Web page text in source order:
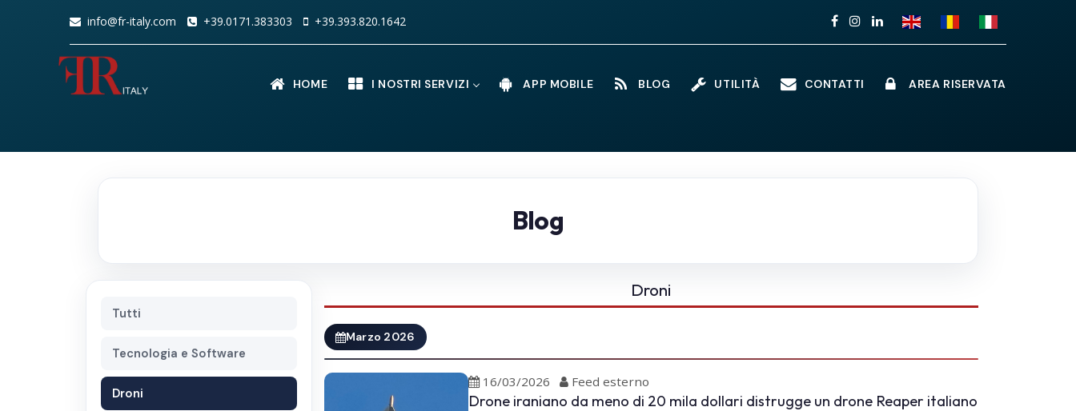
info@fr-italy.com +39.0171.383303 +39.393.820.1642
HOME I NOSTRI SERVIZI APP MOBILE BLOG UTILITÀ CONTATTI AREA RISERVATA
Blog
Tutti
Tecnologia e Software
Droni
Droni
Marzo 2026
16/03/2026 Feed esterno
Drone iraniano da meno di 20 mila dollari distrugge un drone Reaper italiano